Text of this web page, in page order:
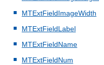
MTExtFieldImageWidth
MTExtFieldLabel
MTExtFieldName
MTExtFieldNum